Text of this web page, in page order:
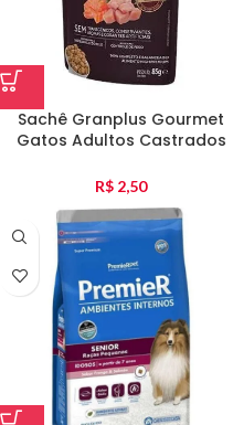
Sachê Granplus Gourmet
Gatos Adultos Castrados
R$ 2,50